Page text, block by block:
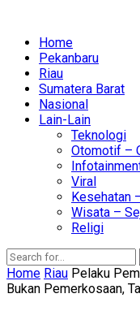
Home
Pekanbaru
Riau
Sumatera Barat
Nasional
Lain-Lain
Teknologi
Otomotif –
Viral
Kesehatan
Wisata –
Religi
Home Riau Pelaku
Bukan Pemerkosaan,